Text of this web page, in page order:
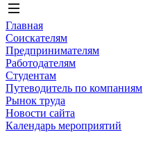
Главная
Соискателям
Предпринимателям
Работодателям
Студентам
Путеводитель по компаниям
Рынок труда
Новости сайта
Календарь мероприятий